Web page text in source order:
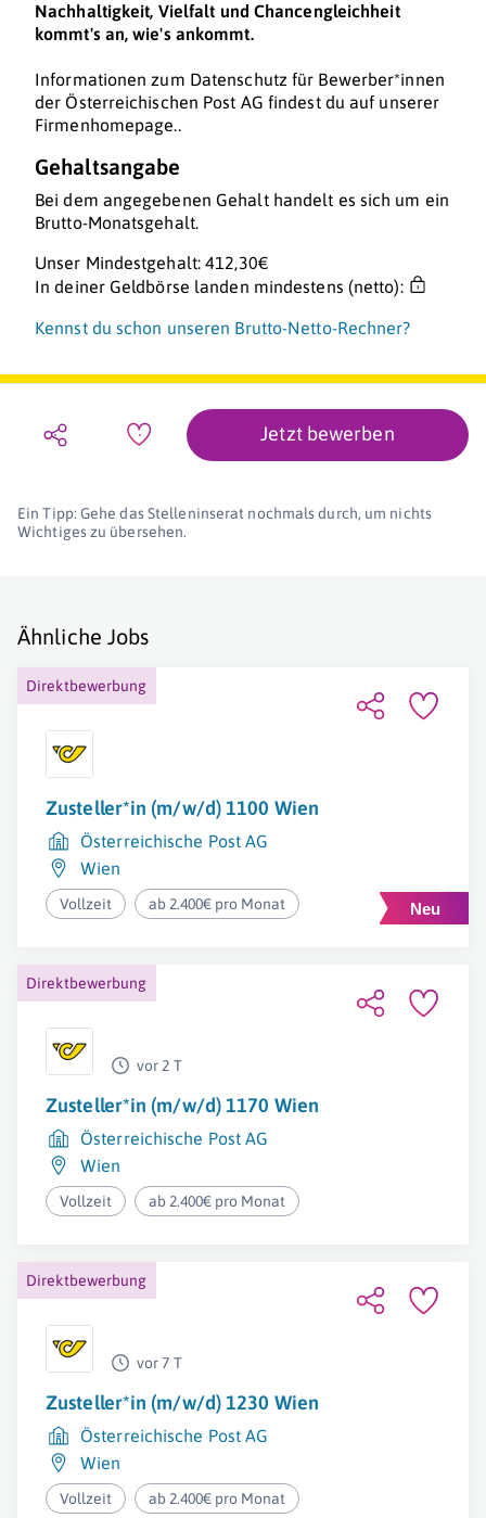
Nachhaltigkeit, Vielfalt und Chancengleichheit
kommt's an, wie's ankommt.
Informationen zum Datenschutz für Bewerber*innen
der Österreichischen Post AG findest du auf unserer
Firmenhomepage..
Gehaltsangabe
Bei dem angegebenen Gehalt handelt es sich um ein
Brutto-Monatsgehalt.
Unser Mindestgehalt: 412,30€
In deiner Geldbörse landen mindestens (netto):
Kennst du schon unseren Brutto-Netto-Rechner?
Jetzt bewerben
Ein Tipp: Gehe das Stelleninserat nochmals durch, um nichts
Wichtiges zu übersehen.
Ähnliche Jobs
Direktbewerbung
Zusteller*in (m/w/d) 1100 Wien
Österreichische Post AG
Wien
Vollzeit ab 2.400€ pro Monat
Direktbewerbung
vor 2 T
Zusteller*in (m/w/d) 1170 Wien
Österreichische Post AG
Wien
Vollzeit ab 2.400€ pro Monat
Direktbewerbung
vor 7 T
Zusteller*in (m/w/d) 1230 Wien
Österreichische Post AG
Wien
Vollzeit ab 2.400€ pro Monat